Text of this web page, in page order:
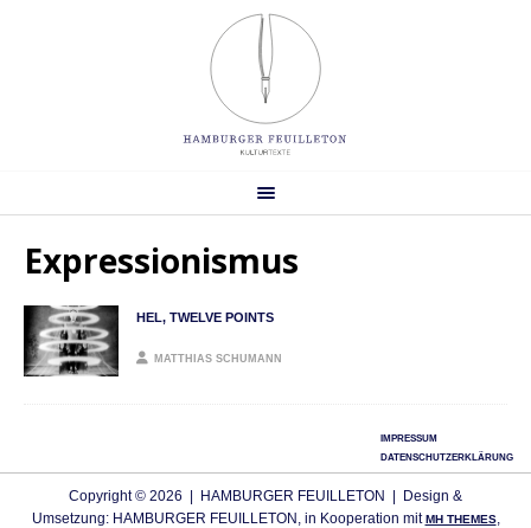
Expressionismus
HEL, TWELVE POINTS
MATTHIAS SCHUMANN
IMPRESSUM
DATENSCHUTZERKLÄRUNG
Copyright © 2026 | HAMBURGER FEUILLETON | Design &
Umsetzung: HAMBURGER FEUILLETON, in Kooperation mitMH THEMES,